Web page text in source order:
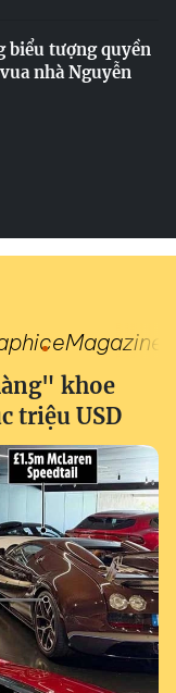
biểu tượng quyền
nhà Nguyễn
eMagazine
khoe
triệu USD